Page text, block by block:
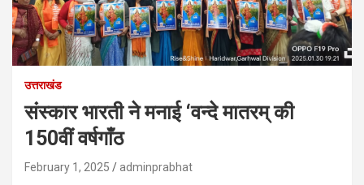
उत्तराखंड
संस्कार भारती ने मनाई ‘वन्दे मातरम् की
150वीं वर्षगाँठ
February 1, 2025 adminprabhat